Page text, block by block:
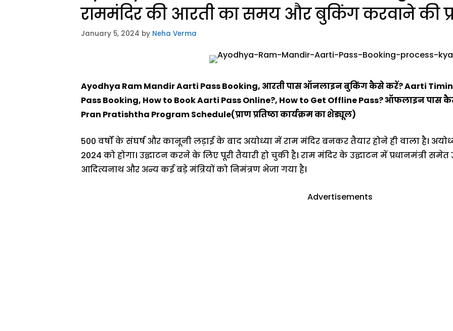
राममंदिर की आरती का समय और बुकिंग करवाने की
January 5, 2024 by Neha Verma
Ayodhya Ram Mandir Aarti Pass Booking, आरती पास ऑनलाइन बुकिंग कैसे करें? Aarti
Pass Booking, How to Book Aarti Pass Online?, How to Get Offline Pass? ऑफलाइन पास
Pran Pratishtha Program Schedule(प्राण प्रतिष्ठा कार्यक्रम का शेड्यूल)
500 वर्षों के संघर्ष और कानूनी लड़ाई के बाद अयोध्या में राम मंदिर बनकर तैयार होने ही वाला है।
2024 को होगा। उद्घाटन करने के लिए पूरी तैयारी हो चुकी है। राम मंदिर के उद्घाटन में प्रधानमंत्री समेत
आदित्यनाथ और अन्य कई बड़े मंत्रियों को निमंत्रण भेजा गया है।
Advertisements